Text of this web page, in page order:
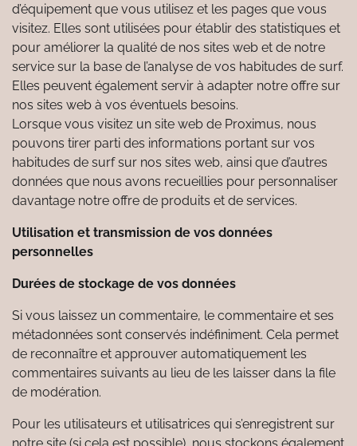
d’équipement que vous utilisez et les pages que vous
visitez. Elles sont utilisées pour établir des statistiques et
pour améliorer la qualité de nos sites web et de notre
service sur la base de l’analyse de vos habitudes de surf.
Elles peuvent également servir à adapter notre offre sur
nos sites web à vos éventuels besoins.
Lorsque vous visitez un site web de Proximus, nous
pouvons tirer parti des informations portant sur vos
habitudes de surf sur nos sites web, ainsi que d’autres
données que nous avons recueillies pour personnaliser
davantage notre offre de produits et de services.
Utilisation et transmission de vos données
personnelles
Durées de stockage de vos données
Si vous laissez un commentaire, le commentaire et ses
métadonnées sont conservés indéfiniment. Cela permet
de reconnaître et approuver automatiquement les
commentaires suivants au lieu de les laisser dans la file
de modération.
Pour les utilisateurs et utilisatrices qui s’enregistrent sur